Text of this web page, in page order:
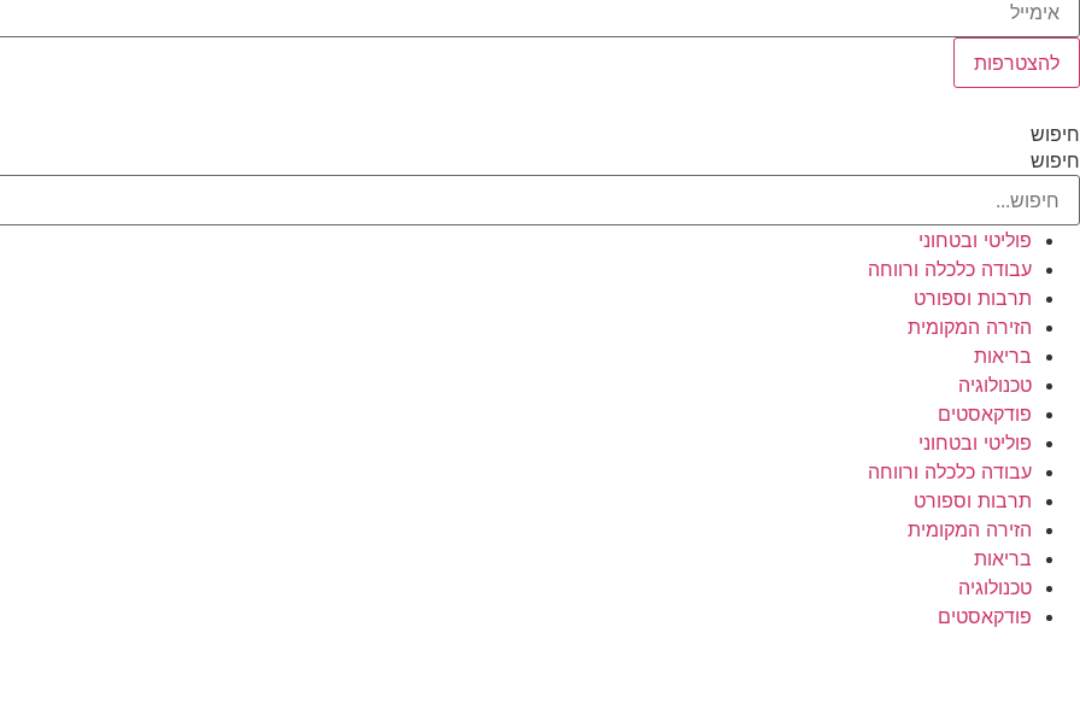
להצטרפות
חיפוש
חיפוש
פוליטי ובטחוני
עבודה כלכלה ורווחה
תרבות וספורט
הזירה המקומית
בריאות
טכנולוגיה
פודקאסטים
פוליטי ובטחוני
עבודה כלכלה ורווחה
תרבות וספורט
הזירה המקומית
בריאות
טכנולוגיה
פודקאסטים